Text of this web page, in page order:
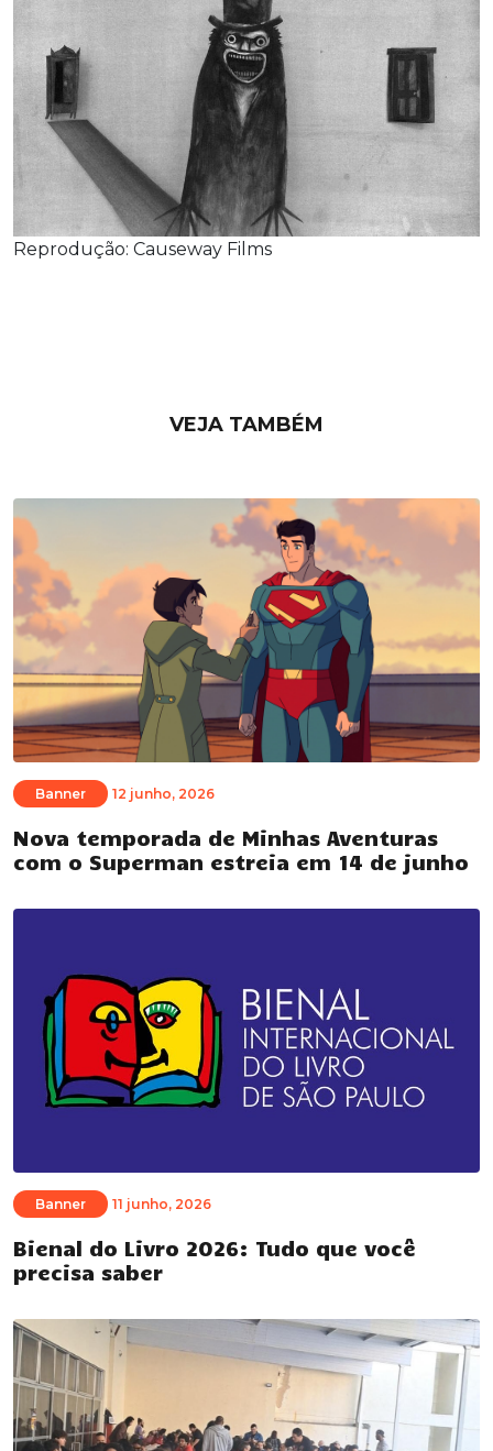
Reprodução: Causeway Films
VEJA TAMBÉM
Banner 12 junho, 2026
Nova temporada de Minhas Aventuras
com o Superman estreia em 14 de junho
Banner 11 junho, 2026
Bienal do Livro 2026: Tudo que você
precisa saber